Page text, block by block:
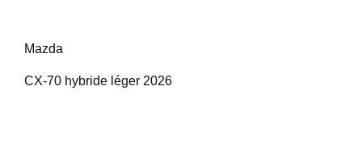
Mazda
CX-70 hybride léger 2026